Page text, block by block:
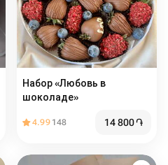
Набор «Любовь в
шоколаде»
4.99 148 14 800֏